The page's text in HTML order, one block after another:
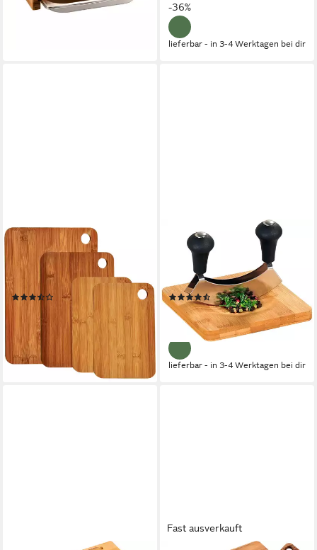
-39% -36%
lieferbar - in 3-4 Werktagen bei dir
KESPER®
Schneidebrett, Bambus, (Set,
4-St), aus FSC®-zertifiziertem
dunklen Bambus
(11)
ab 15,30 € UVP 24,99 €
-39%
lieferbar - in 3-4 Werktagen bei dir
KESPER®
Kräuterschneidebrett,
Bambus, (1-St), mit
Wiegemesser
(73)
ab 12,78 € UVP14,99 €
-15%
lieferbar - in 3-4 Werktagen bei dir
Fast ausverkauft